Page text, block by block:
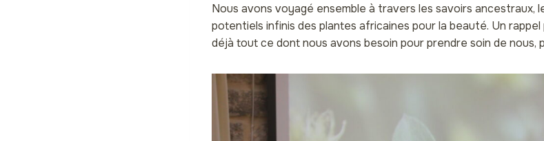
Nous avons voyagé ensemble à travers les savoirs ancestraux,
potentiels infinis des plantes africaines pour la beauté. Un
déjà tout ce dont nous avons besoin pour prendre soin de nous,